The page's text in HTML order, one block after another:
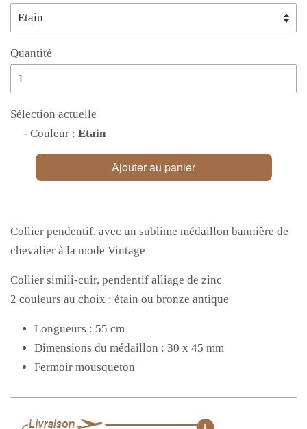
Quantité
Sélection actuelle
- Couleur : Etain
Ajouter au panier
Collier pendentif, avec un sublime médaillon bannière de
chevalier à la mode Vintage
Collier simili-cuir, pendentif alliage de zinc
2 couleurs au choix : étain ou bronze antique
Longueurs : 55 cm
Dimensions du médaillon : 30 x 45 mm
Fermoir mousqueton